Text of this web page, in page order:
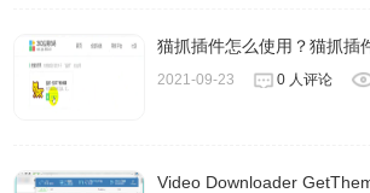
猫抓插件怎么使用？猫抓插
2021-09-23 0 人评论
Video Downloader